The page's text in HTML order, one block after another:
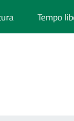
Tempo